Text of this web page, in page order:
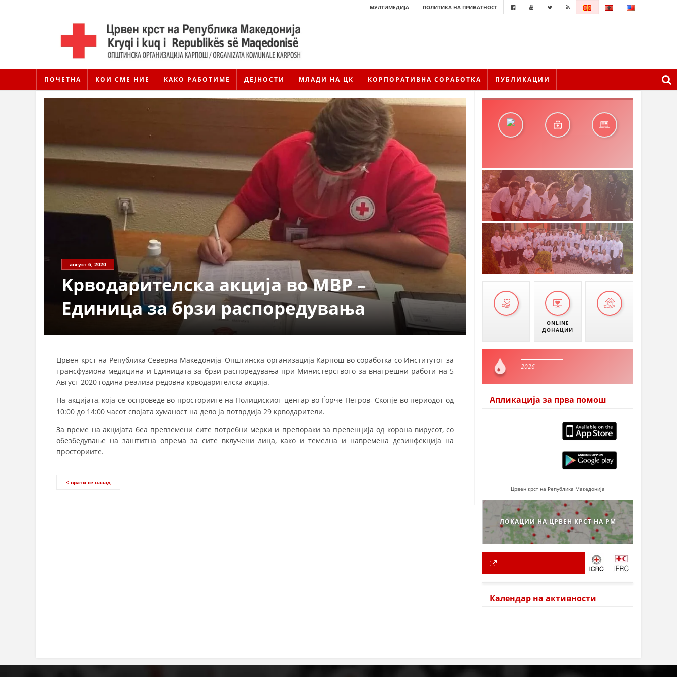
МУЛТИМЕДИЈА ПОЛИТИКА НА ПРИВАТНОСТ
ПОЧЕТНА КОИ СМЕ НИЕ КАКО РАБОТИМЕ ДЕЈНОСТИ МЛАДИ НА ЦК КОРПОРАТИВНА СОРАБОТКА ПУБЛИКАЦИИ
ДЕЈСТВУВАЊЕ
ПРИРАЧНИЦИ
БРОШУРИ
август 6, 2020
Kрводарителска акција во МВР –
Единица за брзи распоредувања
Црвен крст на Република Северна Македонија–Општинска организација Карпош во соработка со Институтот за
трансфузиона медицина и Единицата за брзи распоредувања при Министерството за внатрешни работи на 5
Август 2020 година реализа редовна крводарителска акција.
На акцијата, која се оспроведе во просториите на Полицискиот центар во Ѓорче Петров- Скопје во периодот од
10:00 до 14:00 часот својата хуманост на дело ја потврдија 29 крводарители.
За време на акцијата беа превземени сите потребни мерки и препораки за превенција од корона вирусот, со
обезбедување на заштитна опрема за сите вклучени лица, како и темелна и навремена дезинфекција на
просториите.
< врати се назад
ONLINE
ДОНАЦИИ
2026
Апликација за прва помош
Црвен крст на Република Македонија
ЛОКАЦИИ НА ЦРВЕН КРСТ НА РМ
Календар на активности